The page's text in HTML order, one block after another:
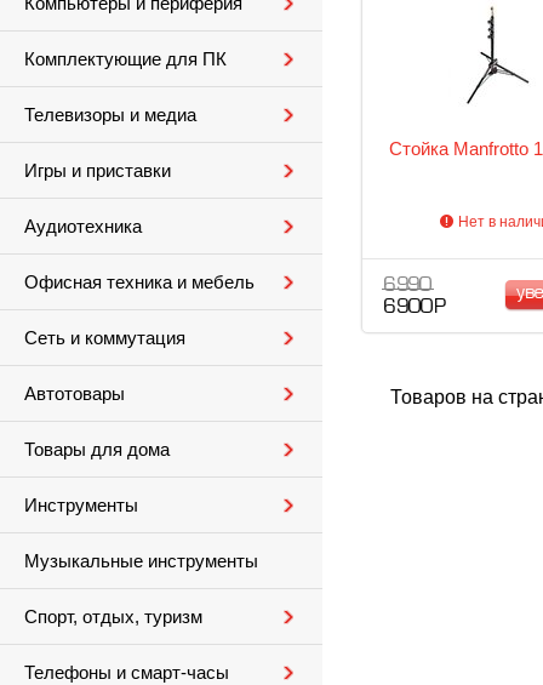
Комплектующие для ПК
Телевизоры и медиа
Игры и приставки
Аудиотехника
Офисная техника и мебель
Сеть и коммутация
Автотовары
Товары для дома
Инструменты
Музыкальные инструменты
Спорт, отдых, туризм
Телефоны и смарт-часы
Стойка Manfrotto
Нет в
6 990
6 900 Р
Товаров на